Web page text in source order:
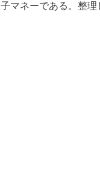
子マネーである。整理